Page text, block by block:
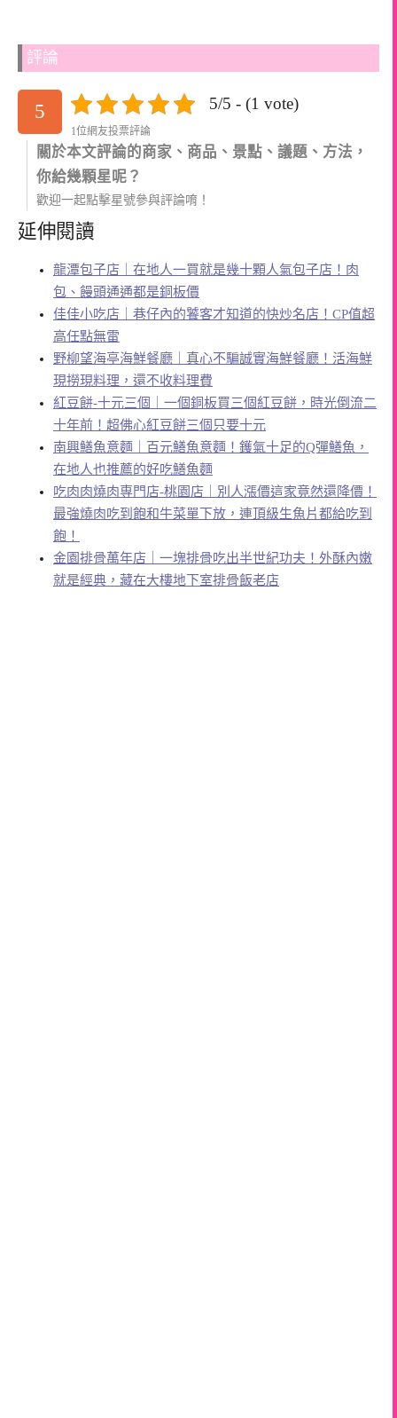
評論
5 5/5 - (1 vote)
1位網友投票評論
關於本文評論的商家、商品、景點、議題、方法，
你給幾顆星呢？
歡迎一起點擊星號參與評論唷！
延伸閱讀
龍潭包子店｜在地人一買就是幾十顆人氣包子店！肉
包、饅頭通通都是銅板價
佳佳小吃店｜巷仔內的饕客才知道的快炒名店！CP值超
高任點無雷
野柳望海亭海鮮餐廳｜真心不騙誠實海鮮餐廳！活海鮮
現撈現料理，還不收料理費
紅豆餅-十元三個｜一個銅板買三個紅豆餅，時光倒流二
十年前！超佛心紅豆餅三個只要十元
南興鱔魚意麵｜百元鱔魚意麵！鑊氣十足的Q彈鱔魚，
在地人也推薦的好吃鱔魚麵
吃肉肉燒肉専門店-桃園店｜別人漲價這家竟然還降價！
最強燒肉吃到飽和牛菜單下放，連頂級生魚片都給吃到
飽！
金園排骨萬年店｜一塊排骨吃出半世紀功夫！外酥內嫩
就是經典，藏在大樓地下室排骨飯老店